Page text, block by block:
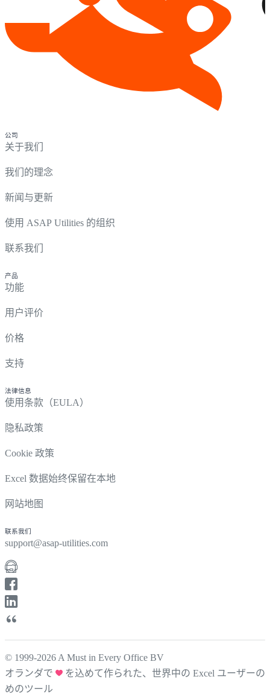
公司
关于我们
我们的理念
新闻与更新
使用 ASAP Utilities 的组织
联系我们
产品
功能
用户评价
价格
支持
法律信息
使用条款（EULA）
隐私政策
Cookie 政策
Excel 数据始终保留在本地
网站地图
联系我们
support@asap-utilities.com
© 1999-2026 A Must in Every Office BV
オランダで
を込めて作られた、世界中の Excel ユーザーの
めのツール